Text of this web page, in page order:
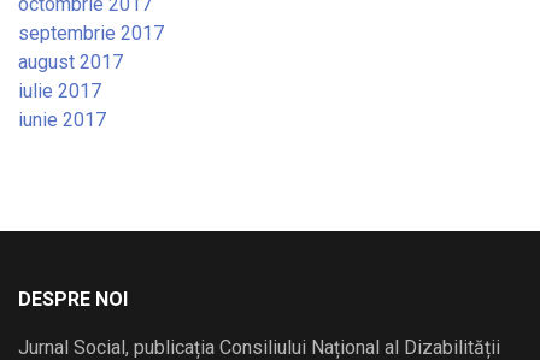
septembrie 2017
august 2017
iulie 2017
iunie 2017
DESPRE NOI
Jurnal Social, publicația Consiliului Național al Dizabilității